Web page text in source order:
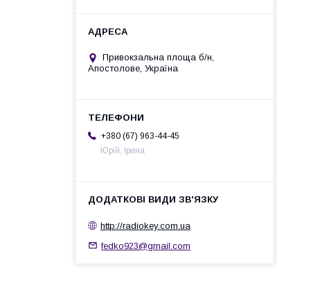
Привокзальна площа б/н,
Апостолове, Україна
+380 (67) 963-44-45
Юрій, Ірина
http://radiokey.com.ua
fedko923@gmail.com